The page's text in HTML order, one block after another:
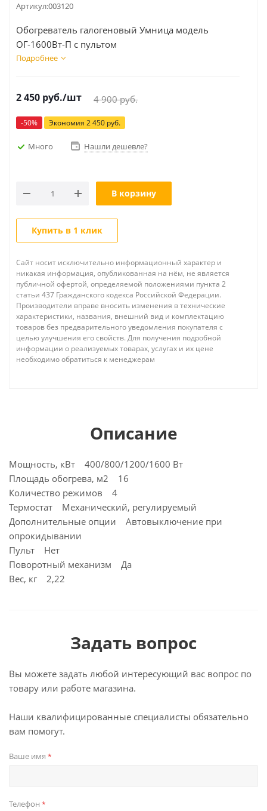
Артикул:003120
Обогреватель галогеновый Умница модель
ОГ-1600Вт-П с пультом
Подробнее
2 450 руб./шт 4 900руб.
-50% Экономия 2 450 руб.
Много Нашли дешевле?
В корзину
Купить в 1 клик
Сайт носит исключительно информационный характер и
никакая информация, опубликованная на нём, не является
публичной офертой, определяемой положениями пункта 2
статьи 437 Гражданского кодекса Российской Федерации.
Производители вправе вносить изменения в технические
характеристики, названия, внешний вид и комплектацию
товаров без предварительного уведомления покупателя с
целью улучшения его свойств. Для получения подробной
информации о реализуемых товарах, услугах и их цене
необходимо обратиться к менеджерам
Описание
Мощность, кВт 400/800/1200/1600 Вт
Площадь обогрева, м2 16
Количество режимов 4
Термостат Механический, регулируемый
Дополнительные опции Автовыключение при
опрокидывании
Пульт Нет
Поворотный механизм Да
Вес, кг 2,22
Задать вопрос
Вы можете задать любой интересующий вас вопрос по
товару или работе магазина.
Наши квалифицированные специалисты обязательно
вам помогут.
Ваше имя *
Телефон *